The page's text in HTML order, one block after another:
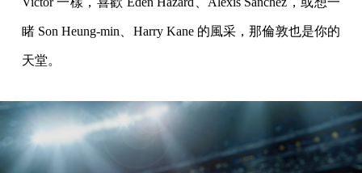
睹 Son Heung-min、Harry Kane 的風采，那倫敦也是你的
天堂。